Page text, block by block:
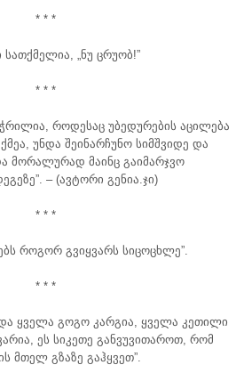
* * *
„ნუ ცრუობ!”
* * *
როდესაც უბედურების აცილება
უნდა შეინარჩუნო სიმშვიდე და
მორალურად მაინც გაიმარჯვო
– (ავტორი გენია.ჯი)
* * *
როგორ გვიყვარს სიცოცხლე”.
* * *
ყველა გოგო კარგია, ყველა კეთილი
ეს სიკეთე განვუვითაროთ, რომ
მთელ გზაზე გაჰყვეთ”.